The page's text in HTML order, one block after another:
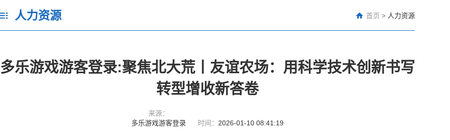
人力资源 首页 > 人力资源
多乐游戏游客登录:聚焦北大荒丨友谊农场：用科学技术创新书写
转型增收新答卷
来源：
多乐游戏游客登录
时间： 2026-01-10 08:41:19